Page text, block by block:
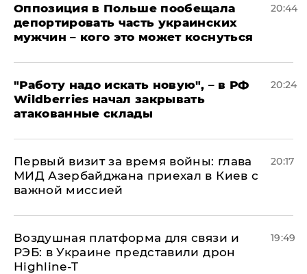
Оппозиция в Польше пообещала
депортировать часть украинских
мужчин – кого это может коснуться
20:44
"Работу надо искать новую", – в РФ
Wildberries начал закрывать
атакованные склады
20:24
Первый визит за время войны: глава
МИД Азербайджана приехал в Киев с
важной миссией
20:17
Воздушная платформа для связи и
РЭБ: в Украине представили дрон
Highline-T
19:49